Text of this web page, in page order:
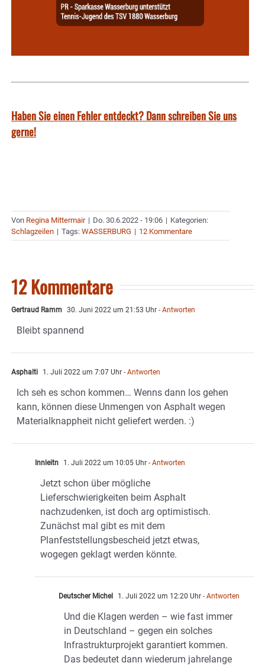
Haben Sie einen Fehler entdeckt? Dann schreiben Sie uns
gerne!
Von Regina Mittermair | Do. 30.6.2022 - 19:06 | Kategorien:
Schlagzeilen | Tags: WASSERBURG | 12 Kommentare
12 Kommentare
Gertraud Ramm 30. Juni 2022 um 21:53 Uhr - Antworten
Bleibt spannend
Asphalti 1. Juli 2022 um 7:07 Uhr - Antworten
Ich seh es schon kommen… Wenns dann los gehen
kann, können diese Unmengen von Asphalt wegen
Materialknappheit nicht geliefert werden. :)
Innleitn 1. Juli 2022 um 10:05 Uhr - Antworten
Jetzt schon über mögliche
Lieferschwierigkeiten beim Asphalt
nachzudenken, ist doch arg optimistisch.
Zunächst mal gibt es mit dem
Planfeststellungsbescheid jetzt etwas,
wogegen geklagt werden könnte.
Deutscher Michel 1. Juli 2022 um 12:20 Uhr - Antworten
Und die Klagen werden – wie fast immer
in Deutschland – gegen ein solches
Infrastrukturprojekt garantiert kommen.
Das bedeutet dann wiederum jahrelange